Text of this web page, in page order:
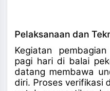
Pelaksanaan dan
Kegiatan
pagi hari di balai
datang membawa
diri. Proses verifikasi